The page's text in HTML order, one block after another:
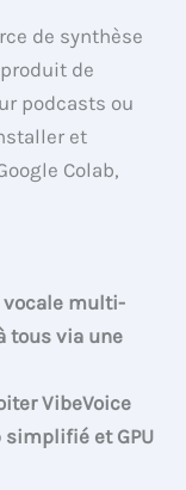
de synthèse
de
podcasts ou
et
Colab,
vocale multi-
tous via une
VibeVoice
et GPU